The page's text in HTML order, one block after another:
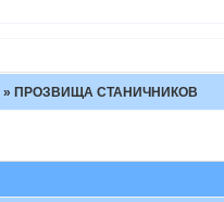
» ПРОЗВИЩА СТАНИЧНИКОВ